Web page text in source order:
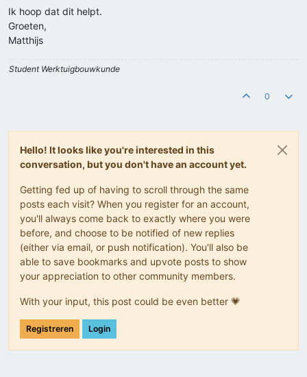
Ik hoop dat dit helpt.
Groeten,
Matthijs
Student Werktuigbouwkunde
0
Hello! It looks like you're interested in this
conversation, but you don't have an account yet.
Getting fed up of having to scroll through the same
posts each visit? When you register for an account,
you'll always come back to exactly where you were
before, and choose to be notified of new replies
(either via email, or push notification). You'll also be
able to save bookmarks and upvote posts to show
your appreciation to other community members.
With your input, this post could be even better 💗
Registreren Login